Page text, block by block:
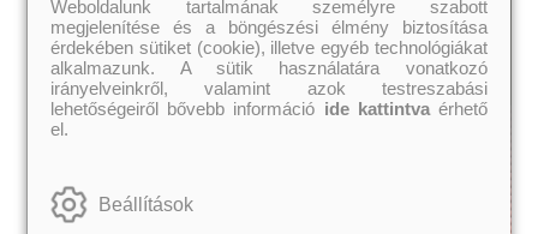
Weboldalunk tartalmának személyre szabott
megjelenítése és a böngészési élmény biztosítása
érdekében sütiket (cookie), illetve egyéb technológiákat
alkalmazunk. A sütik használatára vonatkozó
irányelveinkről, valamint azok testreszabási
lehetőségeiről bővebb információ ide kattintvaérhető
el.
Beállítások